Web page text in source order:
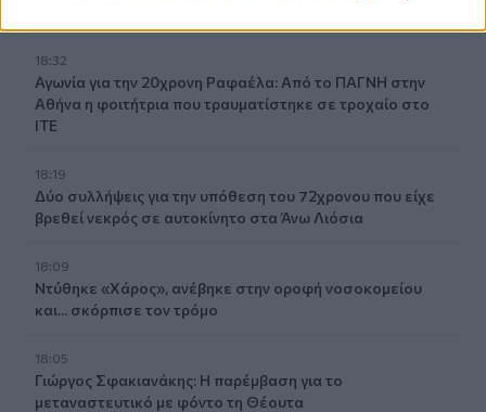
18:32
Αγωνία για την 20χρονη Ραφαέλα: Από το ΠΑΓΝΗ στην
Αθήνα η φοιτήτρια που τραυματίστηκε σε τροχαίο στο
ΙΤΕ
18:19
Δύο συλλήψεις για την υπόθεση του 72χρονου που είχε
βρεθεί νεκρός σε αυτοκίνητο στα Άνω Λιόσια
18:09
Ντύθηκε «Χάρος», ανέβηκε στην οροφή νοσοκομείου
και... σκόρπισε τον τρόμο
18:05
Γιώργος Σφακιανάκης: Η παρέμβαση για το
μεταναστευτικό με φόντο τη Θέουτα